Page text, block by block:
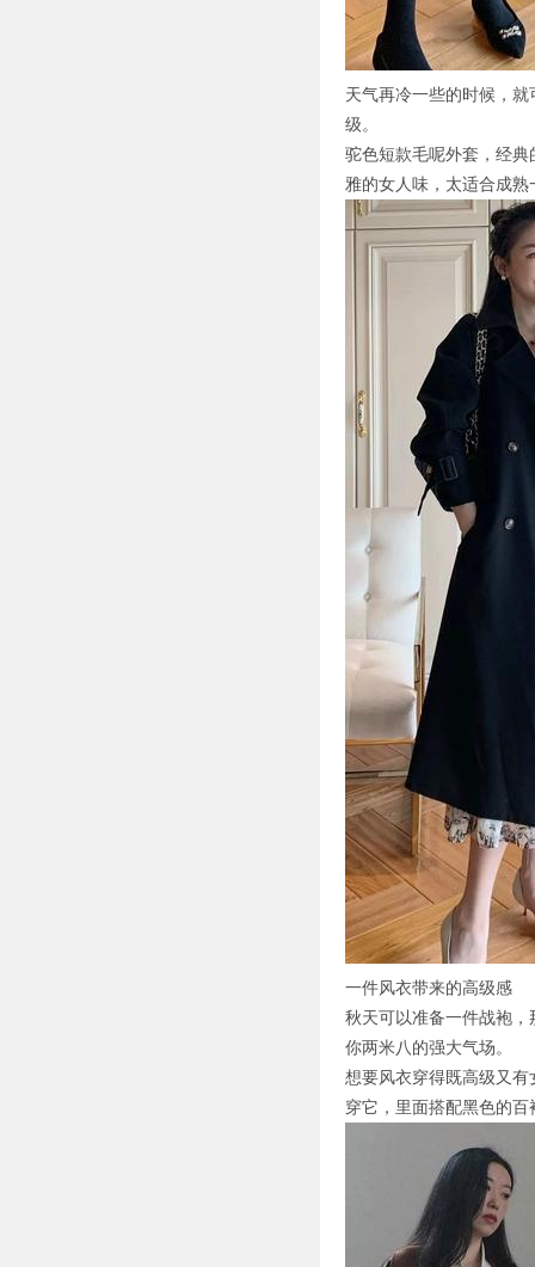
天气再冷一些的时候，
级。
驼色短款毛呢外套，经
雅的女人味，太适合成熟
一件风衣带来的高级感
秋天可以准备一件战袍
你两米八的强大气场。
想要风衣穿得既高级又
穿它，里面搭配黑色的